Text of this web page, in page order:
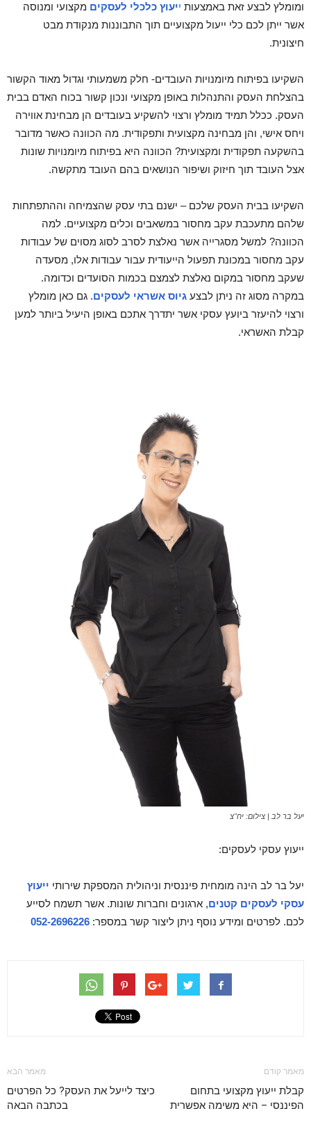
ומומלץ לבצע זאת באמצעות ייעוץ כלכלי לעסקים מקצועי ומנוסה
אשר ייתן לכם כלי ייעול מקצועיים תוך התבוננות מנקודת מבט
חיצונית.
השקיעו בפיתוח מיומנויות העובדים- חלק משמעותי וגדול מאוד הקשור
בהצלחת העסק והתנהלות באופן מקצועי ונכון קשור בכוח האדם בבית
העסק. ככלל תמיד מומלץ ורצוי להשקיע בעובדים הן מבחינת אווירה
ויחס אישי, והן מבחינה מקצועית ותפקודית. מה הכוונה כאשר מדובר
בהשקעה תפקודית ומקצועית? הכוונה היא בפיתוח מיומנויות שונות
אצל העובד תוך חיזוק ושיפור הנושאים בהם העובד מתקשה.
השקיעו בבית העסק שלכם – ישנם בתי עסק שהצמיחה וההתפתחות
שלהם מתעכבת עקב מחסור במשאבים וכלים מקצועיים. למה
הכוונה? למשל מסגרייה אשר נאלצת לסרב לסוג מסוים של עבודות
עקב מחסור במכונת תפעול הייעודית עבור עבודות אלו, מסעדה
שעקב מחסור במקום נאלצת לצמצם בכמות הסועדים וכדומה.
במקרה מסוג זה ניתן לבצע גיוס אשראי לעסקים. גם כאן מומלץ
ורצוי להיעזר ביועץ עסקי אשר יתדרך אתכם באופן היעיל ביותר למען
קבלת האשראי.
יעל בר לב | צילום: יח"צ
ייעוץ עסקי לעסקים:
יעל בר לב הינה מומחית פיננסית וניהולית המספקת שירותי ייעוץ
עסקי לעסקים קטנים, ארגונים וחברות שונות. אשר תשמח לסייע
לכם. לפרטים ומידע נוסף ניתן ליצור קשר במספר: 052-2696226
מאמר קודם
קבלת ייעוץ מקצועי בתחום
הפיננסי – היא משימה אפשרית
מאמר הבא
כיצד לייעל את העסק? כל הפרטים
בכתבה הבאה